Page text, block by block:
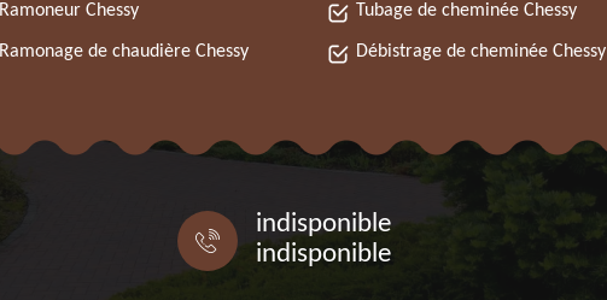
Ramoneur Chessy
Ramonage de chaudière Chessy
Tubage de cheminée Chessy
Débistrage de cheminée Chessy
indisponible
indisponible